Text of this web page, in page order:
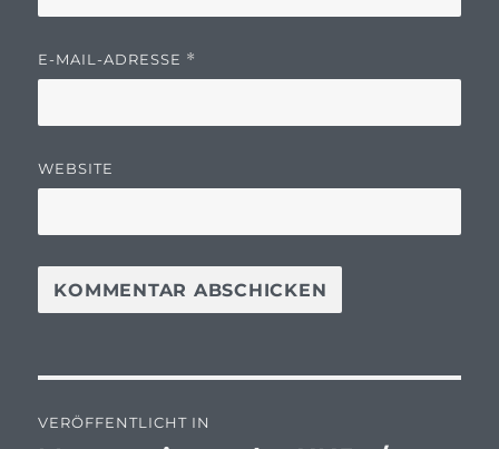
E-MAIL-ADRESSE *
WEBSITE
VERÖFFENTLICHT IN